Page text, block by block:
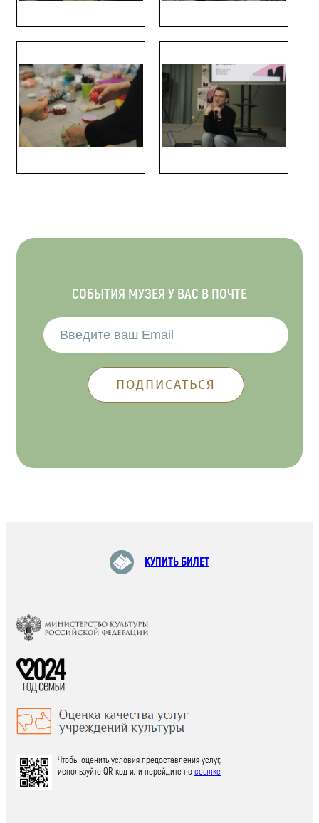
СОБЫТИЯ МУЗЕЯ У ВАС В ПОЧТЕ
КУПИТЬ БИЛЕТ
Чтобы оценить условия предоставления услуг,
используйте QR-код или перейдите поссылке